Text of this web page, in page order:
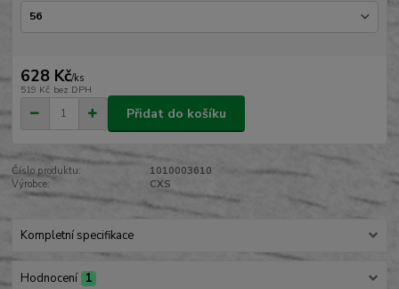
628 Kč/ks
519 Kč bez DPH
Přidat do košíku
Číslo produktu:
1010003610
Výrobce:
CXS
Kompletní specifikace
Hodnocení 1